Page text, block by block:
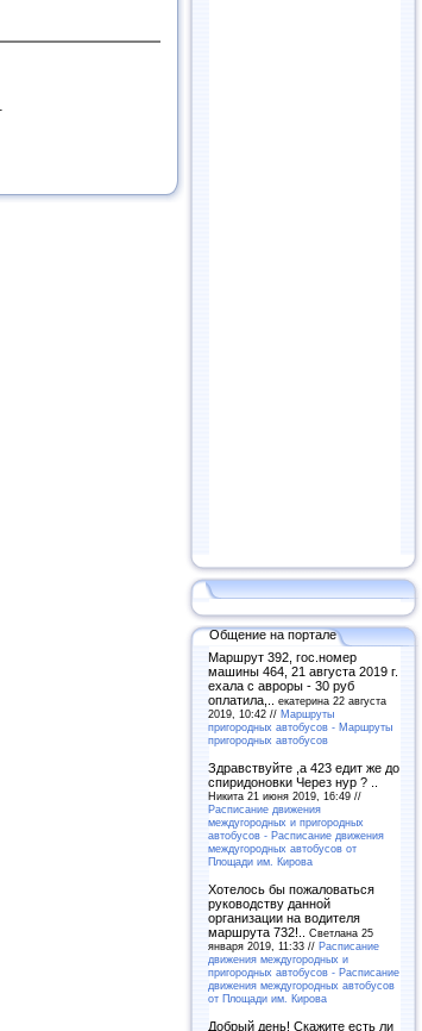
Общение на портале
Маршрут 392, гос.номер
машины 464, 21 августа 2019 г.
ехала с авроры - 30 руб
оплатила,.. екатерина 22 августа
2019, 10:42 // Маршруты
пригородных автобусов - Маршруты
пригородных автобусов
Здравствуйте ,а 423 едит же до
спиридоновки Через нур ? ..
Никита 21 июня 2019, 16:49 //
Расписание движения
междугородных и пригородных
автобусов - Расписание движения
междугородных автобусов от
Площади им. Кирова
Хотелось бы пожаловаться
руководству данной
организации на водителя
маршрута 732!.. Светлана 25
января 2019, 11:33 // Расписание
движения междугородных и
пригородных автобусов - Расписание
движения междугородных автобусов
от Площади им. Кирова
Добрый день! Скажите есть ли